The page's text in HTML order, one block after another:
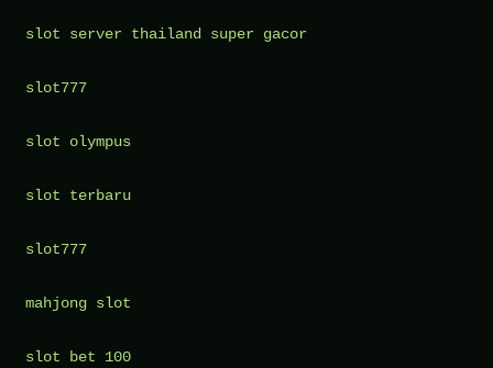
slot server thailand super gacor
slot777
slot olympus
slot terbaru
slot777
mahjong slot
slot bet 100